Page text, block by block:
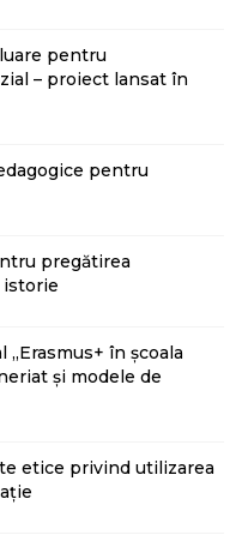
pentru
– proiect lansat în
pentru
pregătirea
istorie
în școala
și modele de
etice privind utilizarea